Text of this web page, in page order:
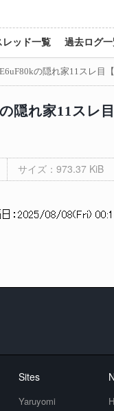
レッド一覧 過去ログ
の隠れ家11スレ
隠れ家11ス
サイズ：973.37 KiB
： 2025/08/08(Fri)
Sites
Yaruyomi